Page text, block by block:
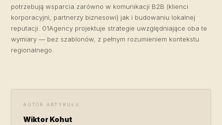
potrzebują wsparcia zarówno w komunikacji B2B (klienci
korporacyjni, partnerzy biznesowi) jak i budowaniu lokalnej
reputacji. 01Agency projektuje strategie uwzględniające oba te
wymiary — bez szablonów, z pełnym rozumieniem kontekstu
regionalnego.
AUTOR ARTYKUŁU
Wiktor Kohut